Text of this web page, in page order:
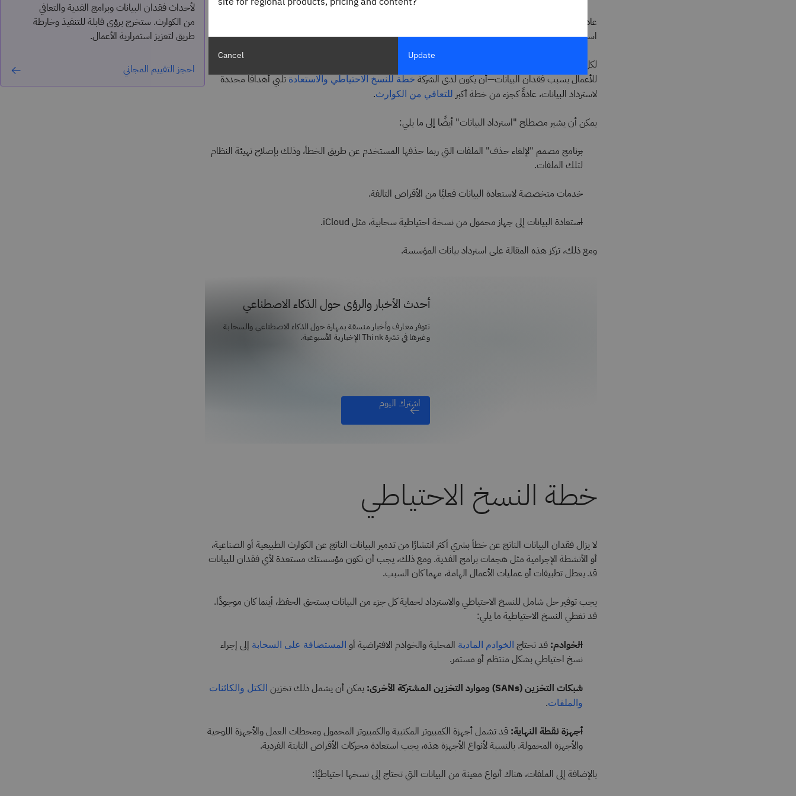
عادةً ما تتم استرداد البيانات من نسخة احتياطية مخزنة في موقع آخر. كلما كانت النسخة الاحتياطية أحدث، زادت
استرداد البيانات بشكل كامل في حالة الفقدان أو التلف.
لكل عمل، يتطلب استرداد البيانات الناجح—استرداد البيانات التي تمنع فقدانًا للبيانات أكبر من المقبول أو انقطاعًا
للأعمال بسبب فقدان البيانات—أن يكون لدى الشركةخطة للنسخ الاحتياطي والاستعادةتلبي أهدافًا محددة
لاسترداد البيانات، عادةً كجزء من خطة أكبر للتعافي من الكوارث.
يمكن أن يشير مصطلح "استرداد البيانات" أيضًا إلى ما يلي:
برنامج مصمم "لإلغاء حذف" الملفات التي ربما حذفها المستخدم عن طريق الخطأ، وذلك بإصلاح تهيئة النظام
لتلك الملفات.
خدمات متخصصة لاستعادة البيانات فعليًا من الأقراص التالفة.
استعادة البيانات إلى جهاز محمول من نسخة احتياطية سحابية، مثل iCloud.
ومع ذلك، تركز هذه المقالة على استرداد بيانات المؤسسة.
أحدث الأخبار والرؤى حول الذكاء الاصطناعي
تتوفر معارف وأخبار منسقة بمهارة حول الذكاء الاصطناعي والسحابة
وغيرها في نشرة Think الإخبارية الأسبوعية.
اشترك اليوم
خطة النسخ الاحتياطي
لا يزال فقدان البيانات الناتج عن خطأ بشري أكثر انتشارًا من تدمير البيانات الناتج عن الكوارث الطبيعية أو الصناعية،
أو الأنشطة الإجرامية مثل هجمات برامج الفدية. ومع ذلك، يجب أن تكون مؤسستك مستعدة لأي فقدان للبيانات
قد يعطل تطبيقات أو عمليات الأعمال الهامة، مهما كان السبب.
يجب توفير حل شامل للنسخ الاحتياطي والاسترداد لحماية كل جزء من البيانات يستحق الحفظ، أينما كان موجودًا.
قد تغطي النسخ الاحتياطية ما يلي:
الخوادم: قد تحتاج الخوادم المادية المحلية والخوادم الافتراضية أو المستضافة على السحابة إلى إجراء
نسخ احتياطي بشكل منتظم أو مستمر.
شبكات التخزين (SANs) وموارد التخزين المشتركة الأخرى: يمكن أن يشمل ذلك تخزين الكتل والكائنات
والملفات.
أجهزة نقطة النهاية: قد تشمل أجهزة الكمبيوتر المكتبية والكمبيوتر المحمول ومحطات العمل والأجهزة اللوحية
والأجهزة المحمولة. بالنسبة لأنواع الأجهزة هذه، يجب استعادة محركات الأقراص الثابتة الفردية.
بالإضافة إلى الملفات، هناك أنواع معينة من البيانات التي تحتاج إلى نسخها احتياطيًا:
لأحداث فقدان البيانات وبرامج الفدية والتعافي
من الكوارث. ستخرج برؤى قابلة للتنفيذ وخارطة
طريق لتعزيز استمرارية الأعمال.
احجز التقييم المجاني
Cancel Update